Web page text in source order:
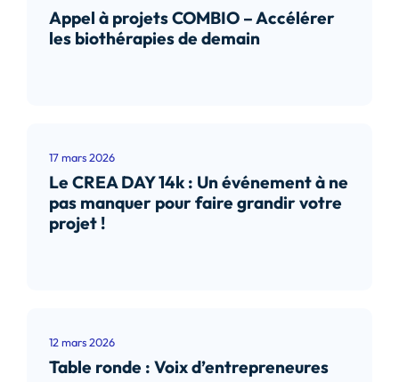
Appel à projets COMBIO – Accélérer
les biothérapies de demain
17 mars 2026
Le CREA DAY 14k : Un événement à ne
pas manquer pour faire grandir votre
projet !
12 mars 2026
Table ronde : Voix d’entrepreneures